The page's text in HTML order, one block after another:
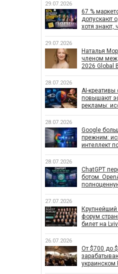
29.07.2026
67 %
допускают
хотя знают,
29.07.2026
Наталья
членом
2026 Global
28.07.2026
AI-
повышают
рекламы:
влияет на
кампаний
28.07.2026
Google
прежним:
интеллект
28.07.2026
ChatGPT
ботом.
27.07.2026
форум
билет на
26.07.2026
От $700 до
украинском